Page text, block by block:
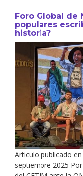
Foro Global de
populares
historia?
Articulo publicado
septiembre 2025